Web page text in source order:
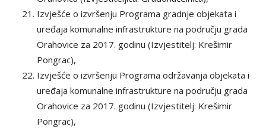
Izvješće o izvršenju Programa gradnje objekata i
uređaja komunalne infrastrukture na području grada
Orahovice za 2017. godinu (Izvjestitelj: Krešimir
Pongrac),
Izvješće o izvršenju Programa održavanja objekata i
uređaja komunalne infrastrukture na području grada
Orahovice za 2017. godinu (Izvjestitelj: Krešimir
Pongrac),